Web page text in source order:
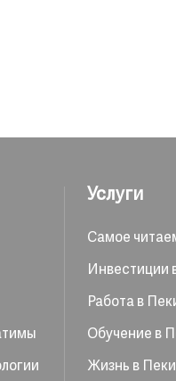
Услуги
Самое
Инвестиции
Работа в
Обучение в
Жизнь в